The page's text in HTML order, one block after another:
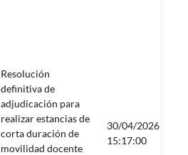
Resolución
definitiva de
adjudicación para
realizar estancias de
corta duración de
movilidad docente
30/04/2026
15:17:00